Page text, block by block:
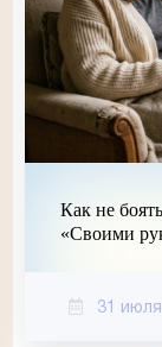
Как не
«Своими
31